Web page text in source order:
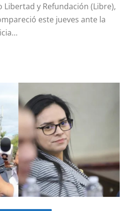
y Refundación (Libre),
este jueves ante la